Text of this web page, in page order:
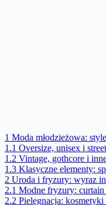
1 Moda młodzieżowa:
1.1 Oversize, unisex i
1.2 Vintage, gothcore i
1.3 Klasyczne elementy:
2 Uroda i fryzury: wyraz
2.1 Modne fryzury: curtain
2.2 Pielęgnacja: